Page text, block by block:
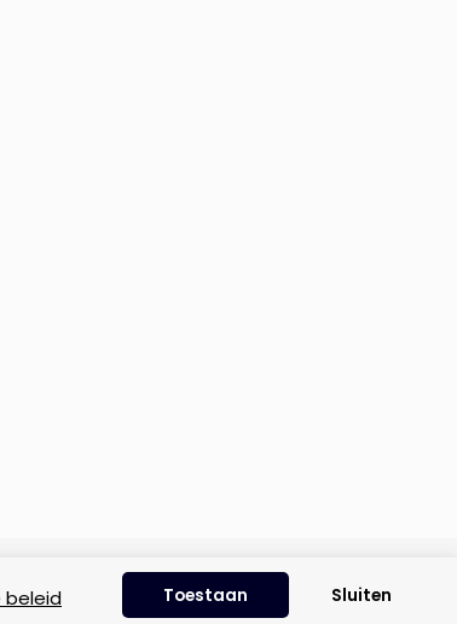
beleid Toestaan Sluiten
Privacyverklaring Cookie beleid